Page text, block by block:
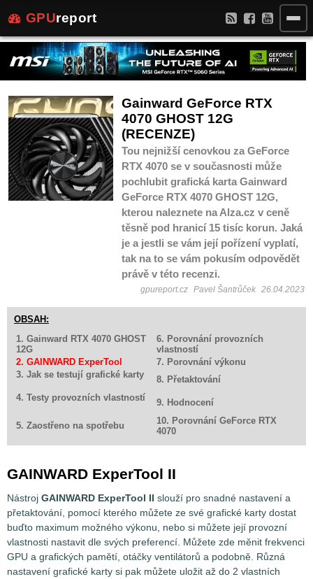
GPUreport
Gainward GeForce RTX
4070 GHOST 12G
(RECENZE)
Tou nejnižší cenovkou za GeForce
RTX 4070 se v současnosti může
pochlubit grafická karta Gainward
GeForce RTX 4070 GHOST 12G,
kterou naleznete na Alza.cz v ceně
těsně pod hranicí 15 tisíc korun. Jaká
je a jestli se vám její pořízení vyplatí,
tak na to se vám pokusím odpovědět
právě v této recenzi.
gpureport.cz Pavel Šantrůček 26.04.2023
OBSAH:
1. Gainward RTX 4070 GHOST
12G
6. Porovnání provozních
vlastností
2. GAINWARD ExperTool
7. Porovnání výkonu
3. Jak se testují grafické karty
8. Přetaktování
4. Testy provozních vlastností
9. Hodnocení
5. Zaostřeno na spotřebu
10. Porovnání GeForce RTX
4070
GAINWARD ExperTool II
Nástroj GAINWARD ExperTool II slouží pro snadné nastavení a
přetaktování, pomocí kterého můžete ze své grafické karty dostat
buďto maximum možného výkonu, nebo si můžete její provozní
vlastnosti nastavit dle svých preferencí. Můžete zde měnit frekvenci
GPU a grafických pamětí, otáčky ventilátorů a podobně. Různá
nastavení grafické karty si pak můžete uložit až do 2 vlastních